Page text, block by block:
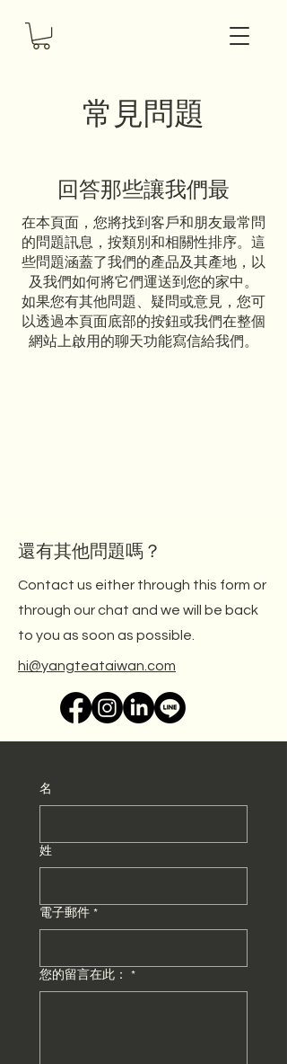
常見問題
回答那些讓我們最
在本頁面，您將找到客戶和朋友最常問
的問題訊息，按類別和相關性排序。這
些問題涵蓋了我們的產品及其產地，以
及我們如何將它們運送到您的家中。
如果您有其他問題、疑問或意見，您可
以透過本頁面底部的按鈕或我們在整個
網站上啟用的聊天功能寫信給我們。
還有其他問題嗎？
Contact us either through this form or
through our chat and we will be back
to you as soon as possible.
hi@yangteataiwan.com
名
姓
電子郵件 *
您的留言在此： *